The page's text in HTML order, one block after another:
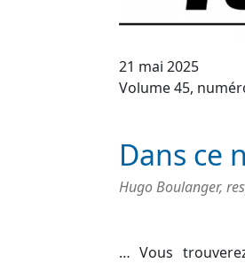
21 mai 2025
Volume 45,
Dans ce
Hugo Boulanger,
… Vous